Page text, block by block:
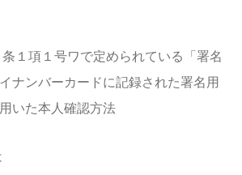
条１項１号ワで定められている「署名
ナンバーカードに記録された署名用
いた本人確認方法